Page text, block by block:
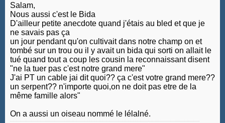
Salam,
Nous aussi c'est le Bida
D'ailleur petite anecdote quand j'étais au bled et que je
ne savais pas ça
un jour pendant qu'on cultivait dans notre champ on et
tombé sur un trou ou il y avait un bida qui sorti on allait le
tué quand tout a coup les cousin la reconnaissant disent
"ne la tuer pas c'est notre grand mere"
J'ai PT un cable jai dit quoi?? ça c'est votre grand mere??
un serpent?? n'importe quoi,on ne doit pas etre de la
même famille alors"
On a aussi un oiseau nommé le lélalné.